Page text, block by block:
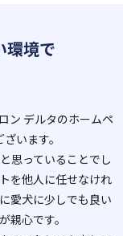
環境で
ン デルタのホームペ
います。
思っていることでし
を他人に任せなけれ
愛犬に少しでも良い
親心です。